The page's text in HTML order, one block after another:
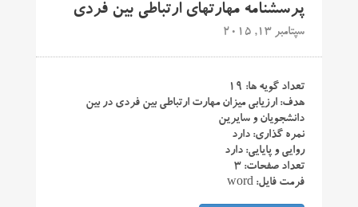
پرسشنامه مهارتهای ارتباطی بین فردی
سپتامبر 13, 2015
تعداد گویه ها: ۱۹
هدف: ارزیابی میزان مهارت ارتباطی بین فردی در بین
دانشجویان و سایرین
نمره گذاری: دارد
روایی و پایایی: دارد
تعداد صفحات: ۳
فرمت فایل: word